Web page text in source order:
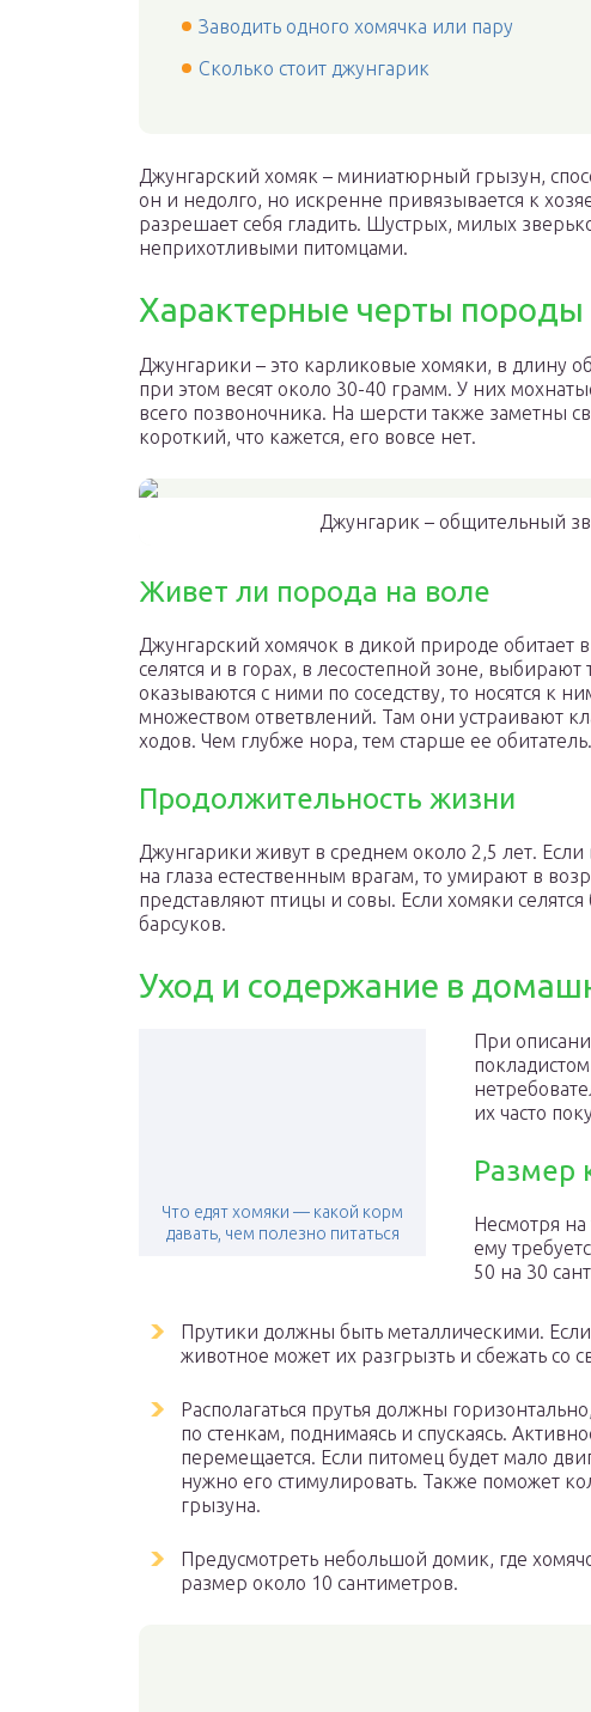
Заводить одного хомячка или пару
Сколько стоит джунгарик
Джунгарский хомяк – миниатюрный грызун,
он и недолго, но искренне привязывается к
разрешает себя гладить. Шустрых, милых
неприхотливыми питомцами.
Характерные черты породы
Джунгарики – это карликовые хомяки, в длину
при этом весят около 30-40 грамм. У них
всего позвоночника. На шерсти также заметны
короткий, что кажется, его вовсе нет.
Джунгарик – общительный
Живет ли порода на воле
Джунгарский хомячок в дикой природе обитает
селятся и в горах, в лесостепной зоне,
оказываются с ними по соседству, то носятся
множеством ответвлений. Там они устраивают
ходов. Чем глубже нора, тем старше ее обитатель.
Продолжительность жизни
Джунгарики живут в среднем около 2,5 лет.
на глаза естественным врагам, то умирают в
представляют птицы и совы. Если хомяки
барсуков.
Уход и содержание в
Что едят хомяки — какой корм
давать, чем полезно питаться
При
их часто
Размер
Несмотря
ему
50 на 30
Прутики должны быть металлическими.
животное может их разгрызть и сбежать со
Располагаться прутья должны
по стенкам, поднимаясь и спускаясь.
перемещается. Если питомец будет мало
нужно его стимулировать. Также поможет
грызуна.
Предусмотреть небольшой домик, где
размер около 10 сантиметров.